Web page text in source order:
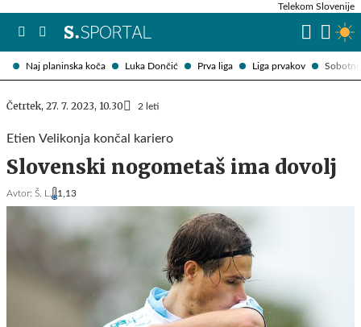
Naj planinska koča Luka Dončić Prva liga Liga prvakov Sobotni
Telekom Slovenije
Četrtek, 27. 7. 2023, 10.30 2 leti
Etien Velikonja končal kariero
Slovenski nogometaš ima dovolj
Avtor: Š. L. 1,13